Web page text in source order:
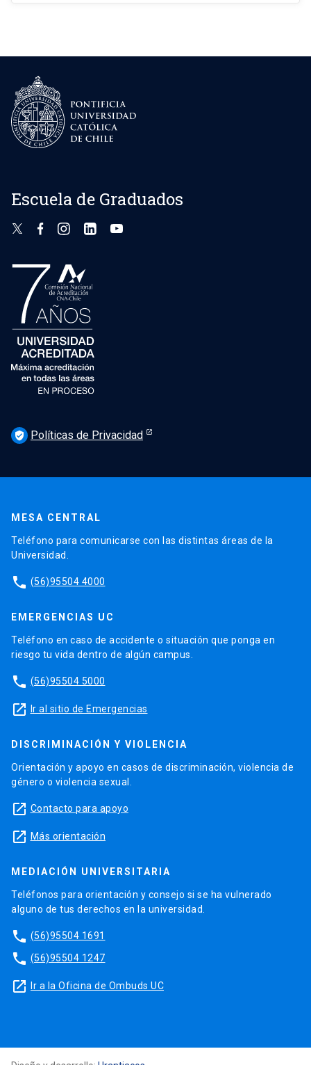
Escuela de Graduados
verified_user Políticas de Privacidad
MESA CENTRAL
Teléfono para comunicarse con las distintas áreas de la
Universidad.
phone (56)95504 4000
EMERGENCIAS UC
Teléfono en caso de accidente o situación que ponga en
riesgo tu vida dentro de algún campus.
phone (56)95504 5000
launch Ir al sitio de Emergencias
DISCRIMINACIÓN Y VIOLENCIA
Orientación y apoyo en casos de discriminación, violencia de
género o violencia sexual.
launch Contacto para apoyo
launch Más orientación
MEDIACIÓN UNIVERSITARIA
Teléfonos para orientación y consejo si se ha vulnerado
alguno de tus derechos en la universidad.
phone (56)95504 1691
phone (56)95504 1247
launch Ir a la Oficina de Ombuds UC